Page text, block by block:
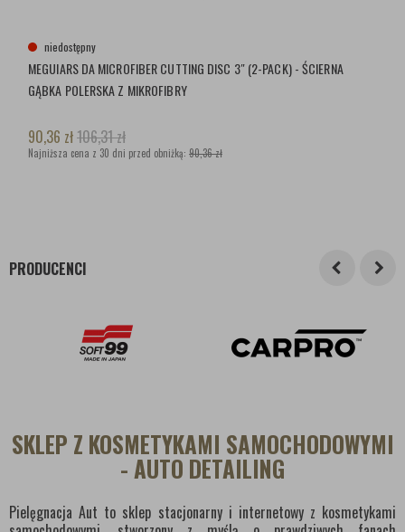
niedostępny
MEGUIARS DA MICROFIBER CUTTING DISC 3″ (2-PACK) - ŚCIERNA
GĄBKA POLERSKA Z MIKROFIBRY
90,36 zł106,31zł
Najniższa cena z 30 dni przed obniżką: 90,36 zł
PRODUCENCI
SKLEP Z KOSMETYKAMI SAMOCHODOWYMI
- AUTO DETAILING
Pielęgnacja Aut to sklep stacjonarny i internetowy z kosmetykami